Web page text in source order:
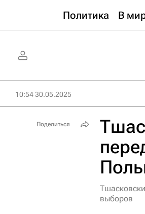
Политика В
10:54 30.05.2025
выборов
Поделиться